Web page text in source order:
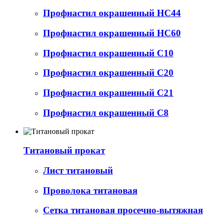
Профнастил окрашенный НС44
Профнастил окрашенный НС60
Профнастил окрашенный С10
Профнастил окрашенный С20
Профнастил окрашенный С21
Профнастил окрашенный С8
Титановый прокат
Лист титановый
Проволока титановая
Сетка титановая просечно-вытяжная